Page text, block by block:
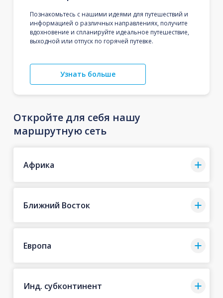
Познакомьтесь с нашими идеями для путешествий и
информацией о различных направлениях, получите
вдохновение и спланируйте идеальное путешествие,
выходной или отпуск по горячей путевке.
Узнать больше
Откройте для себя нашу
маршрутную сеть
Африка
Ближний Восток
Европа
Инд. субконтинент